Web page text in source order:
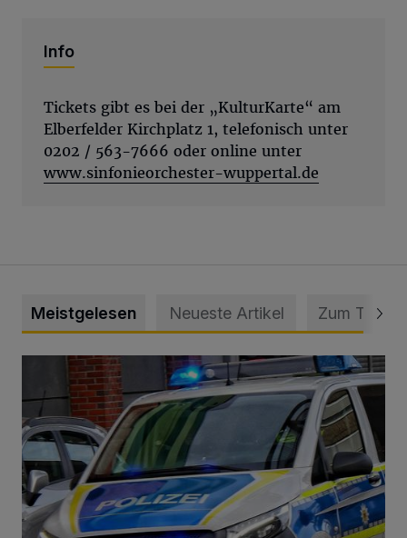
Info
Tickets gibt es bei der „KulturKarte“ am
Elberfelder Kirchplatz 1, telefonisch unter
0202 / 563-7666 oder online unter
www.sinfonieorchester-wuppertal.de
Meistgelesen Neueste Artikel Zum Thema
Mann beschädigt Autos in Parkhaus